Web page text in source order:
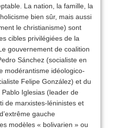
La nation, la famille, la
bien sûr, mais aussi
le christianisme) sont
cibles privilégiées de la
gouvernement de coalition
Sánchez (socialiste en
modérantisme idéologico-
Felipe González) et du
Iglesias (leader de
de marxistes-léninistes et
gauche
modèles « bolivarien » ou